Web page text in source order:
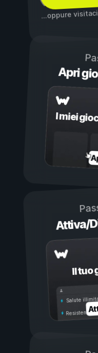
...oppure
Apri
I miei
Attiva/
Il tuo
Salute
Resistenza